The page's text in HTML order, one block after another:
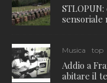
sensoriale
Musica top
Addio a
abitare il